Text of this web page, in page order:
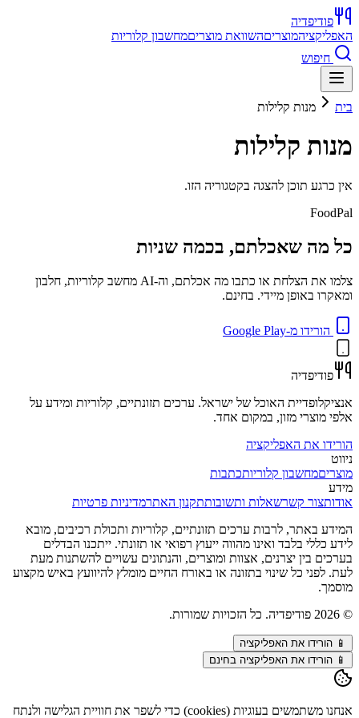
פודיפדיה
האפליקציהמוצריםהשוואת מוצריםמחשבון קלוריות
חיפוש
בית מנות קלילות
מנות קלילות
אין כרגע תוכן להצגה בקטגוריה הזו.
FoodPal
כל מה שאכלתם, בכמה שניות
צלמו את הצלחת או כתבו מה אכלתם, וה-AI מחשב קלוריות, חלבון
ומאקרו באופן מיידי. בחינם.
הורידו מ-Google Play
פודיפדיה
אנציקלופדיית האוכל של ישראל. ערכים תזונתיים, קלוריות ומידע על
אלפי מוצרי מזון, במקום אחד.
הורידו את האפליקציה
ניווט
מוצריםמחשבון קלוריותכתבות
מידע
אודותצור קשרשאלות ותשובותתקנון האתרמדיניות פרטיות
המידע באתר, לרבות ערכים תזונתיים, קלוריות ותכולת רכיבים, מובא
לידע כללי בלבד ואינו מהווה ייעוץ רפואי או תזונתי. ייתכנו הבדלים
בערכים בין יצרנים, אצוות ומוצרים, והנתונים עשויים להשתנות מעת
לעת. לפני כל שינוי בתזונה או באורח החיים מומלץ להיוועץ באיש מקצוע
מוסמך.
©
2026 פודיפדיה. כל הזכויות שמורות.
📱 הורידו את האפליקציה
📱 הורידו את האפליקציה בחינם
אנחנו משתמשים בעוגיות (cookies) כדי לשפר את חוויית הגלישה ולנתח